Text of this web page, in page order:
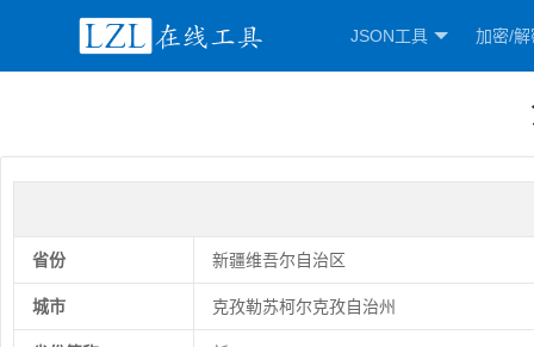
JSON工具 加密/解
省份 新疆维吾尔自治区
城市 克孜勒苏柯尔克孜自治州